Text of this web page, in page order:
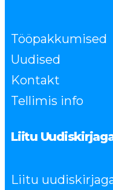
Tööpakkumised
Uudised
Kontakt
Tellimis info
Liitu
Liitu